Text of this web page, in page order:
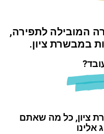
ציון
המובילה לתפירה,
במבשרת ציון.
ציון, כל מה שאתם
אלינו